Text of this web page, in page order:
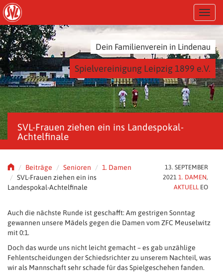
i
p
t
o
a
i
c
o
n
t
T
o
l
n
a
v
i
g
Dein Familienverein in Lindenau
Spielvereinigung Leipzig 1899 e.V.
SVL-Frauen ziehen ein ins Landespokal-
Achtelfinale
Beiträge Senioren
1. Damen
SVL-Frauen ziehen ein ins
Landespokal-Achtelfinale
13. SEPTEMBER
2021 1. DAMEN,
AKTUELLEO
Auch die nächste Runde ist geschafft: Am gestrigen Sonntag
gewannen unsere Mädels gegen die Damen vom ZFC Meuselwitz
mit 0:1.
Doch das wurde uns nicht leicht gemacht – es gab unzählige
Fehlentscheidungen der Schiedsrichter zu unserem Nachteil, was
wir als Mannschaft sehr schade für das Spielgeschehen fanden.